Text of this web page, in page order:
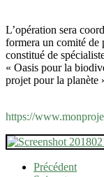
L’opération sera
formera un comité de
constitué de
« Oasis pour la
projet pour la planète
https://
Précédent